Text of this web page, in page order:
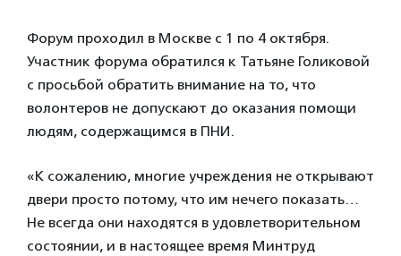
Форум проходил в Москве с 1 по 4 октября.
Участник форума обратился к Татьяне Голиковой
с просьбой обратить внимание на то, что
волонтеров не допускают до оказания помощи
людям, содержащимся в ПНИ.
«К сожалению, многие учреждения не открывают
двери просто потому, что им нечего показать…
Не всегда они находятся в удовлетворительном
состоянии, и в настоящее время Минтруд